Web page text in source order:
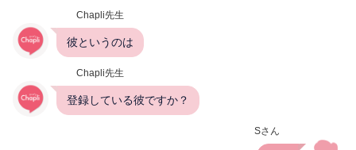
Chapli先生
彼というのは
Chapli先生
登録している彼ですか？
Sさん